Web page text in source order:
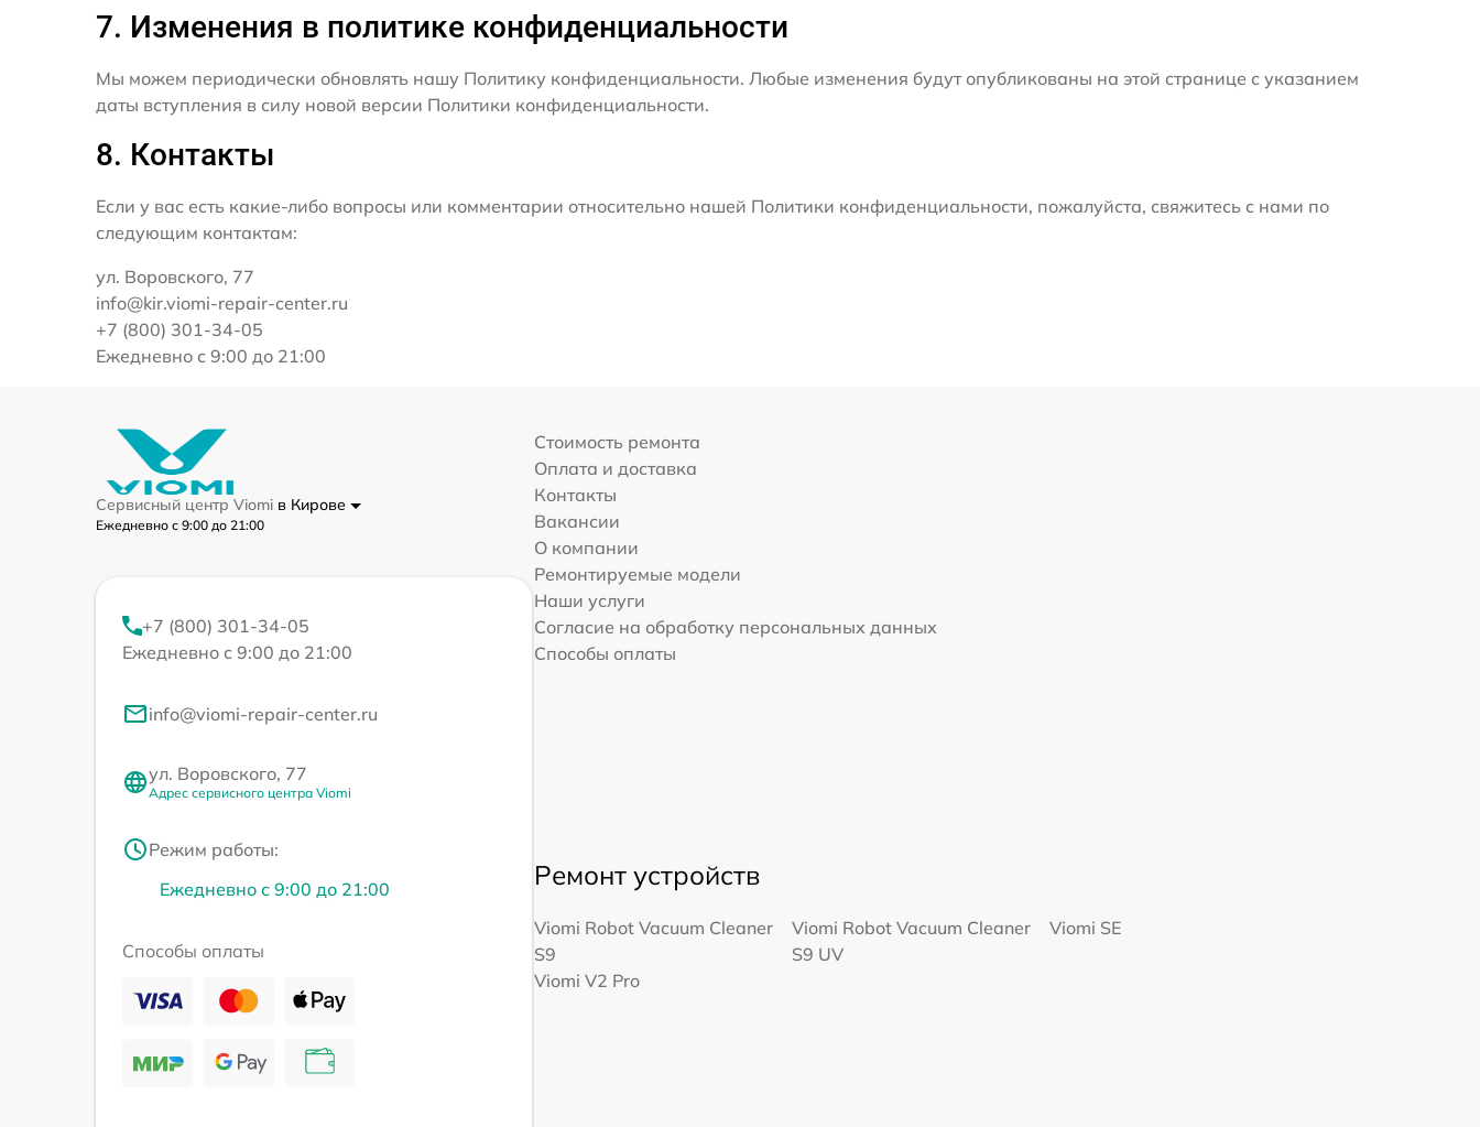
7. Изменения в политике конфиденциальности
Мы можем периодически обновлять нашу Политику конфиденциальности. Любые изменения будут опубликованы на этой странице с указанием
даты вступления в силу новой версии Политики конфиденциальности.
8. Контакты
Если у вас есть какие-либо вопросы или комментарии относительно нашей Политики конфиденциальности, пожалуйста, свяжитесь с нами по
следующим контактам:
ул. Воровского, 77
info@kir.viomi-repair-center.ru
+7 (800) 301-34-05
Ежедневно с 9:00 до 21:00
Сервисный центр Viomi в Кирове
Ежедневно с 9:00 до 21:00
+7 (800) 301-34-05
Ежедневно с 9:00 до 21:00
info@viomi-repair-center.ru
ул. Воровского, 77
Адрес сервисного центра Viomi
Режим работы:
Ежедневно с 9:00 до 21:00
Способы оплаты
Стоимость ремонта
Оплата и доставка
Контакты
Вакансии
О компании
Ремонтируемые модели
Наши услуги
Согласие на обработку персональных данных
Способы оплаты
Ремонт устройств
Viomi Robot Vacuum Cleaner
S9
Viomi Robot Vacuum Cleaner
S9 UV
Viomi SE
Viomi V2 Pro